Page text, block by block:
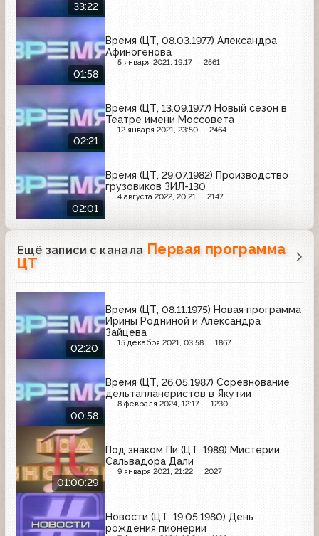
33:22
01:58
Время (ЦТ, 08.03.1977) Александра
Афиногенова
5 января 2021, 19:17 2561
02:21
Время (ЦТ, 13.09.1977) Новый сезон в
Театре имени Моссовета
12 января 2021, 23:50 2464
02:01
Время (ЦТ, 29.07.1982) Производство
грузовиков ЗИЛ-130
4 августа 2022, 20:21 2147
Ещё записи с канала Первая программа
ЦТ
02:20
Время (ЦТ, 08.11.1975) Новая программа
Ирины Родниной и Александра
Зайцева
15 декабря 2021, 03:58 1867
00:58
Время (ЦТ, 26.05.1987) Соревнование
дельтапланеристов в Якутии
8 февраля 2024, 12:17 1230
01:00:29
Под знаком Пи (ЦТ, 1989) Мистерии
Сальвадора Дали
9 января 2021, 21:22 2027
Новости (ЦТ, 19.05.1980) День
рождения пионерии